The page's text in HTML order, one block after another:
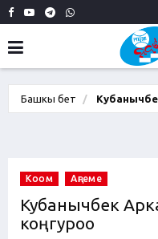
Башкы бет
Коом Аңгеме
Кубанычбек
коңгуроо